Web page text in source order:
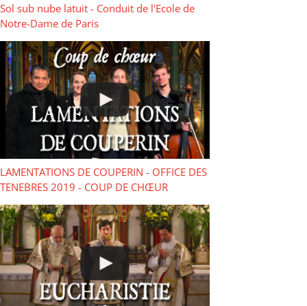
Sol sub nube latuit - Conduit de l'Ecole de
Notre-Dame de Paris
LAMENTATIONS DE COUPERIN - OFFICE DES
TENEBRES 2019 - COUP DE CHŒUR